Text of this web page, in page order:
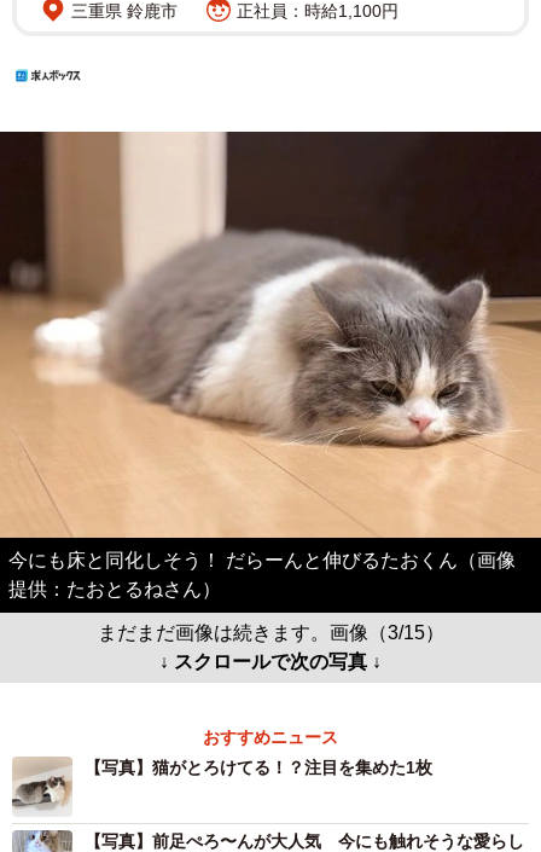
三重県 鈴鹿市
正社員：時給1,100円
今にも床と同化しそう！ だらーんと伸びるたおくん（画像
提供：たおとるねさん）
まだまだ画像は続きます。画像（3/15）
↓ スクロールで次の写真 ↓
おすすめニュース
【写真】猫がとろけてる！？注目を集めた1枚
【写真】前足ぺろ〜んが大人気 今にも触れそうな愛らし